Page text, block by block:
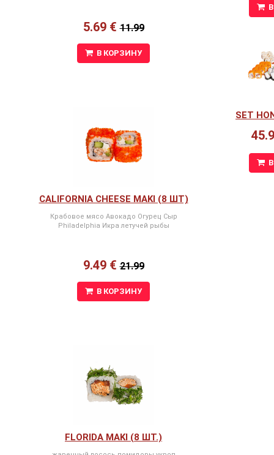
5.69 €11.99
В КОРЗИНУ
CALIFORNIA CHEESE MAKI (8 ШТ)
Крабовое мясо Авокадо Огурец Сыр
Philadelphia Икра летучей рыбы
9.49 €21.99
В КОРЗИНУ
FLORIDA MAKI (8 ШТ.)
SET